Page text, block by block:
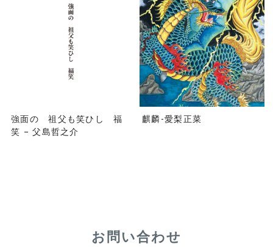
強面の 祖父も笑ひし 福
笑 – 父島哲之介
麒麟-愛梨正菜
お問い合わせ